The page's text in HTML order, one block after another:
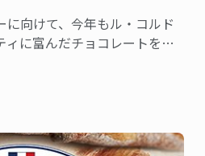
向けて、今年もル・コルド
ィに富んだチョコレートをご
校と神戸校のシェフ講師た